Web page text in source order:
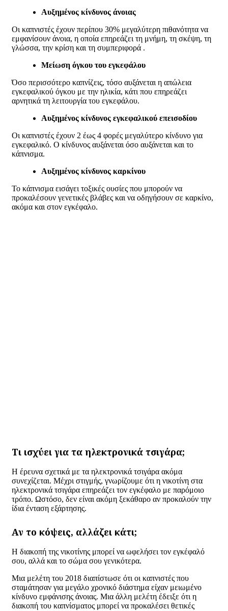
Αυξημένος κίνδυνος άνοιας
Οι καπνιστές έχουν περίπου 30% μεγαλύτερη πιθανότητα να
εμφανίσουν άνοια, η οποία επηρεάζει τη μνήμη, τη σκέψη, τη
γλώσσα, την κρίση και τη συμπεριφορά .
Μείωση όγκου του εγκεφάλου
Όσο περισσότερο καπνίζεις, τόσο αυξάνεται η απώλεια
εγκεφαλικού όγκου με την ηλικία, κάτι που επηρεάζει
αρνητικά τη λειτουργία του εγκεφάλου.
Αυξημένος κίνδυνος εγκεφαλικού επεισοδίου
Οι καπνιστές έχουν 2 έως 4 φορές μεγαλύτερο κίνδυνο για
εγκεφαλικό. Ο κίνδυνος αυξάνεται όσο αυξάνεται και το
κάπνισμα.
Αυξημένος κίνδυνος καρκίνου
Το κάπνισμα εισάγει τοξικές ουσίες που μπορούν να
προκαλέσουν γενετικές βλάβες και να οδηγήσουν σε καρκίνο,
ακόμα και στον εγκέφαλο.
Τι ισχύει για τα ηλεκτρονικά τσιγάρα;
Η έρευνα σχετικά με τα ηλεκτρονικά τσιγάρα ακόμα
συνεχίζεται. Μέχρι στιγμής, γνωρίζουμε ότι η νικοτίνη στα
ηλεκτρονικά τσιγάρα επηρεάζει τον εγκέφαλο με παρόμοιο
τρόπο. Ωστόσο, δεν είναι ακόμη ξεκάθαρο αν προκαλούν την
ίδια ένταση εξάρτησης.
Αν το κόψεις, αλλάζει κάτι;
Η διακοπή της νικοτίνης μπορεί να ωφελήσει τον εγκέφαλό
σου, αλλά και το σώμα σου γενικότερα.
Μια μελέτη του 2018 διαπίστωσε ότι οι καπνιστές που
σταμάτησαν για μεγάλο χρονικό διάστημα είχαν μειωμένο
κίνδυνο εμφάνισης άνοιας. Μια άλλη μελέτη έδειξε ότι η
διακοπή του καπνίσματος μπορεί να προκαλέσει θετικές